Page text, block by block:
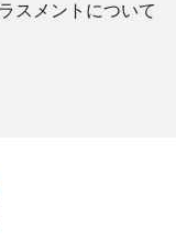
スメントについて